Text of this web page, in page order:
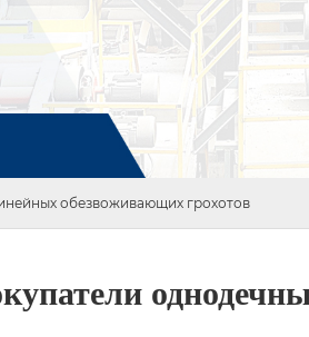
обезвоживающих грохотов